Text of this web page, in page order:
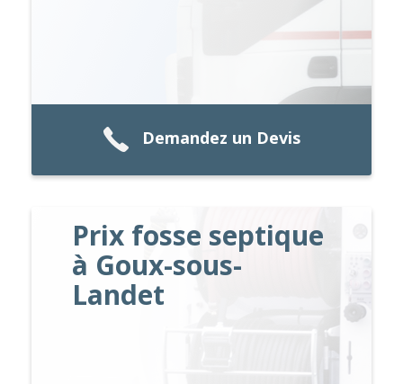
Demandez un Devis
Prix fosse septique
à Goux-sous-
Landet